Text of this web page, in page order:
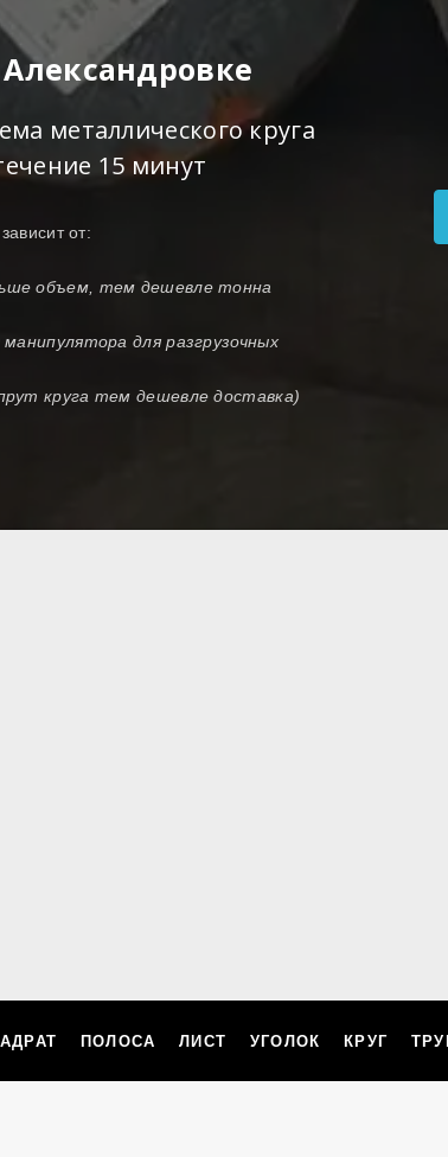
металлического круга
15 минут
от:
объем, тем дешевле тонна
для разгрузочных
круга тем дешевле доставка)
ПОЛОСА ЛИСТ УГОЛОК КРУГ